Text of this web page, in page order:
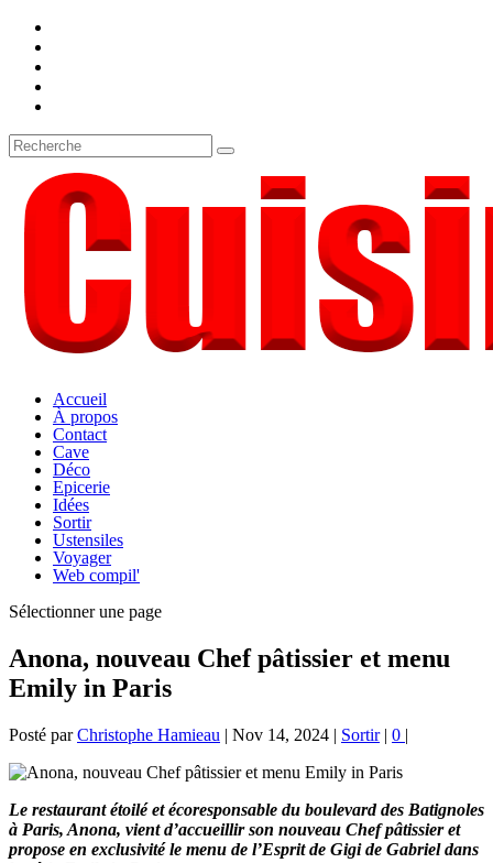
Accueil
À propos
Contact
Cave
Déco
Epicerie
Idées
Sortir
Ustensiles
Voyager
Web compil'
Sélectionner une page
Anona, nouveau Chef pâtissier et menu
Emily in Paris
Posté parChristophe Hamieau | Nov 14, 2024 | Sortir| 0 |
Le restaurant étoilé et écoresponsable du boulevard des Batignoles
à Paris, Anona, vient d’accueillir son nouveau Chef pâtissier et
propose en exclusivité le menu de l’Esprit de Gigi de Gabriel dans